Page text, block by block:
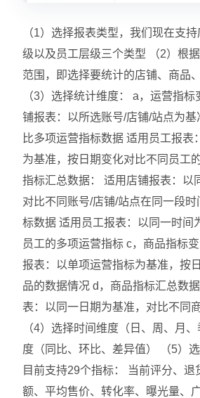
（1）选择报表类型，我们现在支
级以及员工层级三个类型 （2）根
范围，即选择要统计的店铺、商品
（3）选择统计维度： a，运营指
铺报表：以所选账号/店铺/站点为
比多项运营指标数据 适用员工报表
为基准，按日期变化对比不同员工
指标汇总数据： 适用店铺报表：以
对比不同账号/店铺/站点在同一段
标数据 适用员工报表：以同一时间
员工的多项运营指标 c，商品指标
报表：以单项运营指标为基准，按
品的数据情况 d，商品指标汇总数
表：以同一日期为基准，对比不同
（4）选择时间维度（日、周、月
度（同比、环比、差异值） （5）
目前支持29个指标： 当前评分、退
额、平均售价、转化率、曝光量、